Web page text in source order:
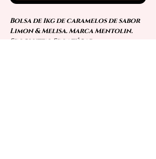
Bolsa de 1kg de caramelos de sabor
Limon & Melisa. Marca Mentolin.
Sin gluten. Sin azúcar.